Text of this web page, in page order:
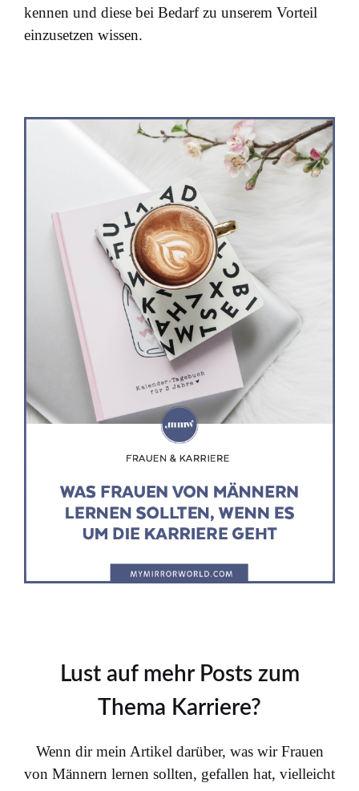
kennen und diese bei Bedarf zu unserem Vorteil
einzusetzen wissen.
Lust auf mehr Posts zum
Thema Karriere?
Wenn dir mein Artikel darüber, was wir Frauen
von Männern lernen sollten, gefallen hat, vielleicht